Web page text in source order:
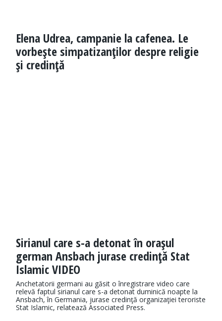
Elena Udrea, campanie la cafenea. Le
vorbeşte simpatizanţilor despre religie
şi credinţă
Sirianul care s-a detonat în oraşul
german Ansbach jurase credinţă Stat
Islamic VIDEO
Anchetatorii germani au găsit o înregistrare video care
relevă faptul sirianul care s-a detonat duminică noapte la
Ansbach, în Germania, jurase credinţă organizaţiei teroriste
Stat Islamic, relatează Associated Press.